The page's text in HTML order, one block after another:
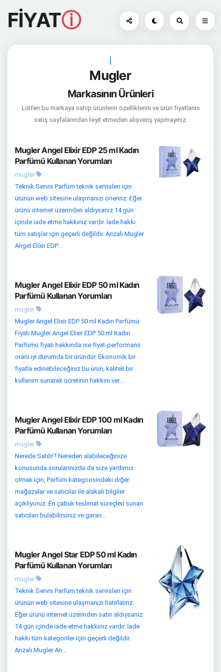
FİYATⓘ
|
Mugler
Markasının Ürünleri
Lütfen bu markaya sahip ürünlerin özelliklerini ve ürün fiyatlarını
satış sayfalarından teyit etmeden alışveriş yapmayınız.
Mugler Angel Elixir EDP 25 ml Kadın
Parfümü Kullanan Yorumları
mugler
Teknik Servis Parfüm teknik servisleri için
ürünün web sitesine ulaşmanızı öneririz. Eğer
ürünü internet üzerinden aldıysanız 14 gün
içinde iade etme hakkınız vardır. İade hakkı
tüm satışlar için geçerli değildir. Arızalı Mugler
Angel Elixir EDP...
Mugler Angel Elixir EDP 50 ml Kadın
Parfümü Kullanan Yorumları
mugler
Mugler Angel Elixir EDP 50 ml Kadın Parfümü
Fiyatı Mugler Angel Elixir EDP 50 ml Kadın
Parfümü fiyatı hakkında ise fiyat-performans
oranı iyi durumda bir üründür. Ekonomik bir
fiyatla edinebileceğiniz bu ürün, kaliteli bir
kullanım sunarak ücretinin hakkını ver...
Mugler Angel Elixir EDP 100 ml Kadın
Parfümü Kullanan Yorumları
mugler
Nerede Satılır? Nereden alabileceğinize
konusunda sorularınızda da size yardımcı
olmak için, Parfüm kategorisindeki diğer
mağazalar ve satıcılar ile alakalı bilgiler
açıklıyoruz. En çabuk teslimat süreçleri sunan
satıcıları bulabilirsiniz ve garan...
Mugler Angel Star EDP 50 ml Kadın
Parfümü Kullanan Yorumları
mugler
Teknik Servis Parfüm teknik servisleri için
ürünün web sitesine ulaşmanızı hatırlatırız.
Eğer ürünü internet üzerinden satın aldıysanız
14 gün içinde iade etme hakkınız vardır. İade
hakkı tüm kategoriler için geçerli değildir.
Arızalı Mugler An...